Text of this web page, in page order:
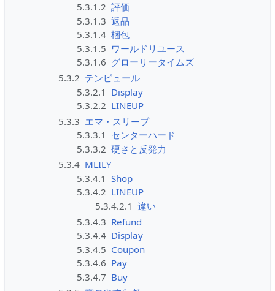
5.3.1.2 評価
5.3.1.3 返品
5.3.1.4 梱包
5.3.1.5 ワールドリユース
5.3.1.6 グローリータイムズ
5.3.2 テンピュール
5.3.2.1 Display
5.3.2.2 LINEUP
5.3.3 エマ・スリープ
5.3.3.1 センターハード
5.3.3.2 硬さと反発力
5.3.4 MLILY
5.3.4.1 Shop
5.3.4.2 LINEUP
5.3.4.2.1 違い
5.3.4.3 Refund
5.3.4.4 Display
5.3.4.5 Coupon
5.3.4.6 Pay
5.3.4.7 Buy